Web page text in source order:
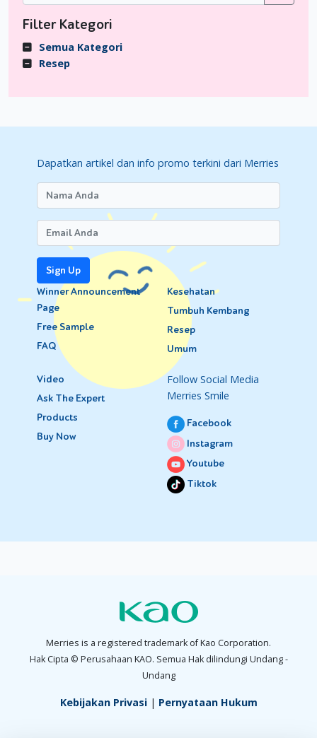
Filter Kategori
Semua Kategori
Resep
Dapatkan artikel dan info promo terkini dari Merries
Sign Up
Winner Announcement
Page
Free Sample
FAQ
Kesehatan
Tumbuh Kembang
Resep
Umum
Video
Ask The Expert
Products
Buy Now
Follow Social Media
Merries Smile
Facebook
Instagram
Youtube
Tiktok
Merries is a registered trademark of Kao Corporation.
Hak Cipta © Perusahaan KAO. Semua Hak dilindungi Undang -
Undang
Kebijakan Privasi| Pernyataan Hukum